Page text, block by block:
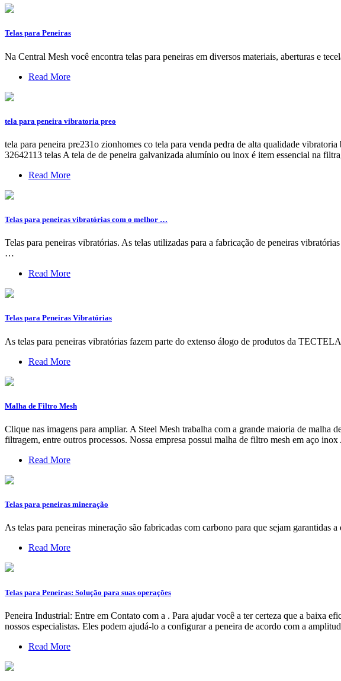
Telas para Peneiras
Na Central Mesh você encontra telas para peneiras em diversos materiais, aberturas e
Read More
tela para peneira vibratoria preo
tela para peneira pre231o zionhomes co tela para venda pedra de alta qualidade
32642113 telas A tela de de peneira galvanizada alumínio ou inox é item essencial na
Read More
Telas para peneiras vibratórias com o melhor …
Telas para peneiras vibratórias. As telas utilizadas para a fabricação de peneiras
…
Read More
Telas para Peneiras Vibratórias
As telas para peneiras vibratórias fazem parte do extenso álogo de produtos da
Read More
Malha de Filtro Mesh
Clique nas imagens para ampliar. A Steel Mesh trabalha com a grande maioria de malha
filtragem, entre outros processos. Nossa empresa possui malha de filtro mesh em aço
Read More
Telas para peneiras mineração
As telas para peneiras mineração são fabricadas com carbono para que sejam
Read More
Telas para Peneiras: Solução para suas operações
Peneira Industrial: Entre em Contato com a . Para ajudar você a ter certeza que a baixa
nossos especialistas. Eles podem ajudá-lo a configurar a peneira de acordo com a
Read More